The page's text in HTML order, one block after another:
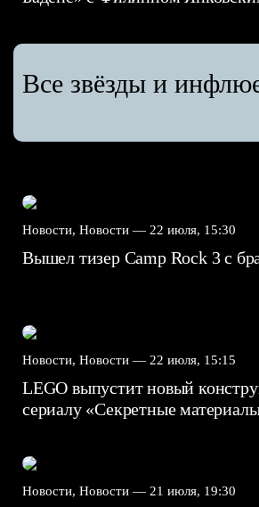
Все звёзды и
Новости, Новости — 22 июля, 15:30
Вышел тизер Camp Rock 3 с
Новости, Новости — 22 июля, 15:15
LEGO выпустит новый
сериалу «Секретные
Новости, Новости — 21 июля, 19:30